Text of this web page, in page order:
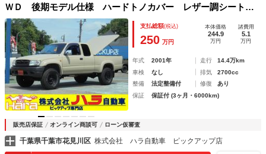
ＷＤ 後期モデル仕様 ハードトノカバー レザー調シートカ
バー
支払総額(税込)
250 万円
本体価格
244.9
万円
諸費用
5.1
万円
年式 2001年 走行
14.4万km
車検
なし 排気
2700cc
整備
法定整備付 修復
あり
保証
保証付 (3ヶ月・6000km)
販売店保証 オンライン商談可 ローン仮審査
千葉県千葉市花見川区 株式会社 ハラ自動車 ピックアップ店